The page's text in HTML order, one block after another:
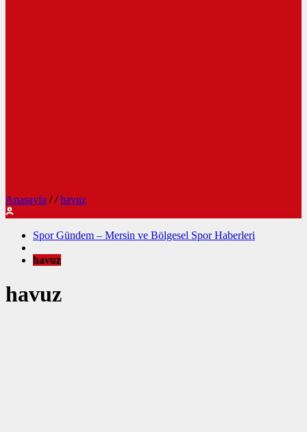
Anasayfa / / havuz
Spor Gündem – Mersin ve Bölgesel Spor Haberleri
havuz
havuz